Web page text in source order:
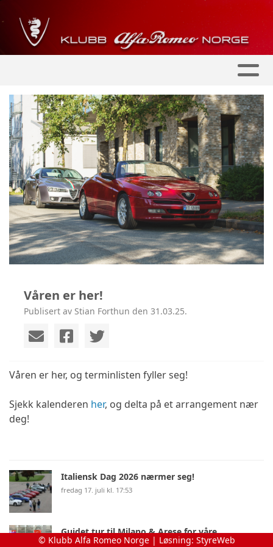
Våren er her!
Publisert av Stian Forthun den 31.03.25.
Våren er her, og terminlisten fyller seg!
Sjekk kalenderen her, og delta på et arrangement nær
deg!
Italiensk Dag 2026 nærmer seg!
fredag 17. juli kl. 17:53
Guidet tur til Milano & Arese for våre
medlemmer!
© Klubb Alfa Romeo Norge | Løsning: StyreWeb